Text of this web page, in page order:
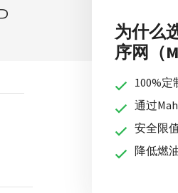
为什么
序网（
100%定
通过
安全限
降低燃